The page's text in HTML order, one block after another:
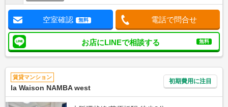
空室確認 無料 電話で問合せ
お店にLINEで相談する 無料
賃貸マンション
la Waison NAMBA west
初期費用に注目